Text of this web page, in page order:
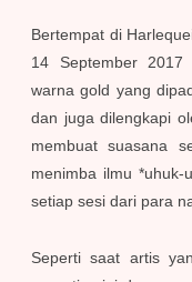
Bertempat di
14 September
warna gold yang
dan juga dilengkapi
membuat suasana
menimba ilmu
setiap sesi dari para
Seperti saat artis